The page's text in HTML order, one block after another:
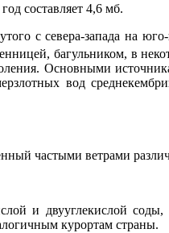
составляет 4,6 мб.
с севера-запада на
багульником, в
Основными
вод
частыми ветрами
и двууглекислой соды,
курортам страны.